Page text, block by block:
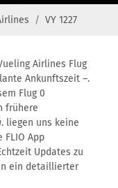
VY 1227
Airlines Flug
Ankunftszeit –.
Flug 0
frühere
liegen uns keine
FLIO App
Updates zu
ein detaillierter